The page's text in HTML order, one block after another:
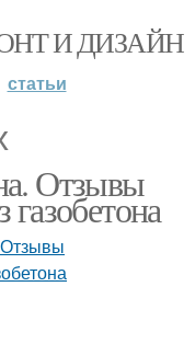
И ДИЗАЙН
статьи
Отзывы
газобетона